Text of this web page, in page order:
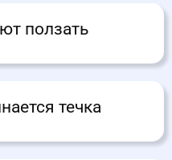
ползать
течка